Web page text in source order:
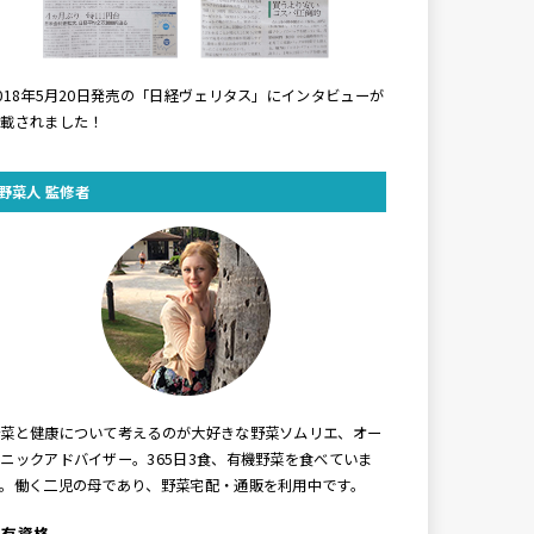
年5月20日発売の「日経ヴェリタス」にインタビューが
されました！
菜人 監修者
と健康について考えるのが大好きな野菜ソムリエ、オー
ックアドバイザー。365日3食、有機野菜を食べていま
働く二児の母であり、野菜宅配・通販を利用中です。